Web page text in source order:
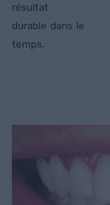
résultat
durable dans le
temps.